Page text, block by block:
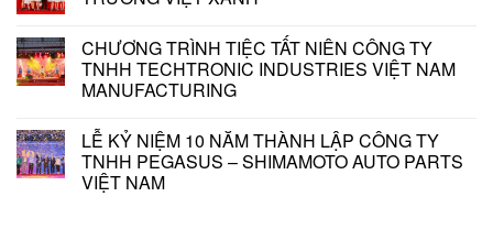
CHƯƠNG TRÌNH TIỆC TẤT NIÊN CÔNG TY
TNHH TECHTRONIC INDUSTRIES VIỆT NAM
MANUFACTURING
LỄ KỶ NIỆM 10 NĂM THÀNH LẬP CÔNG TY
TNHH PEGASUS – SHIMAMOTO AUTO PARTS
VIỆT NAM